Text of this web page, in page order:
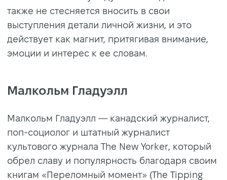
также не стесняется вносить в свои
выступления детали личной жизни, и это
действует как магнит, притягивая внимание,
эмоции и интерес к ее словам.
Малкольм Гладуэлл
Малкольм Гладуэлл — канадский журналист,
поп-социолог и штатный журналист
культового журнала The New Yorker, который
обрел славу и популярность благодаря своим
книгам «Переломный момент» (The Tipping